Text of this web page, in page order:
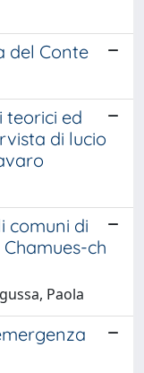
del Conte
teorici ed
di lucio
comuni di
ch
Paola